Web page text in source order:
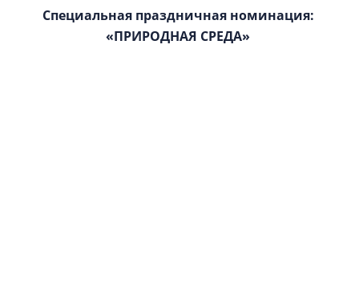
Специальная праздничная номинация:
«ПРИРОДНАЯ СРЕДА»